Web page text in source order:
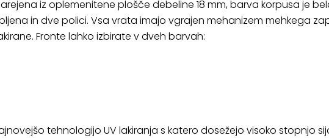
iz oplemenitene plošče debeline 18 mm, barva korpusa je
in dve polici. Vsa vrata imajo vgrajen mehanizem mehkega
Fronte lahko izbirate v dveh barvah:
tehnologijo UV lakiranja s katero dosežejo visoko stopnjo